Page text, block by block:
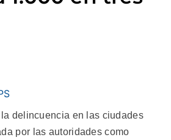
delincuencia en las ciudades
por las autoridades como